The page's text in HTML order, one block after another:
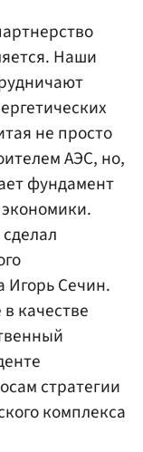
Наши
не просто
АЭС, но,
фундамент
Игорь Сечин.
качестве
стратегии
комплекса